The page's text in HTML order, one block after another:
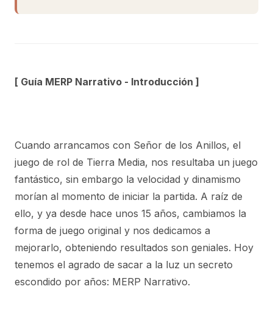
[ Guía MERP Narrativo - Introducción ]
Cuando arrancamos con Señor de los Anillos, el
juego de rol de Tierra Media, nos resultaba un juego
fantástico, sin embargo la velocidad y dinamismo
morían al momento de iniciar la partida. A raíz de
ello, y ya desde hace unos 15 años, cambiamos la
forma de juego original y nos dedicamos a
mejorarlo, obteniendo resultados son geniales. Hoy
tenemos el agrado de sacar a la luz un secreto
escondido por años: MERP Narrativo.